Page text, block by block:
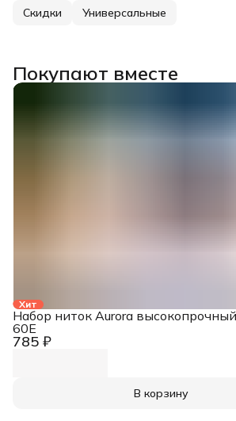
Скидки Универсальные
Покупают вместе
Хит
785 ₽
Набор ниток Aurora
60E
В корзину